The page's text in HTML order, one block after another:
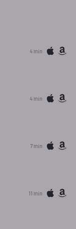
4 min
4 min
7 min
11 min